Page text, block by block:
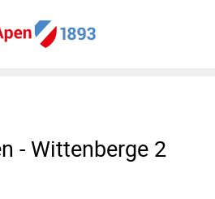
- Wittenberge 2